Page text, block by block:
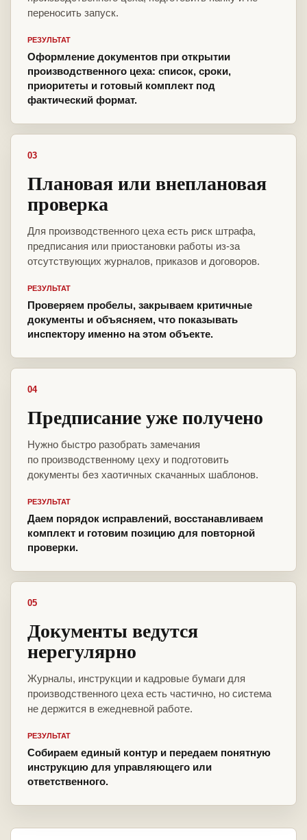
переносить запуск.
РЕЗУЛЬТАТ
Оформление документов при открытии
производственного цеха: список, сроки,
приоритеты и готовый комплект под
фактический формат.
03
Плановая или внеплановая
проверка
Для производственного цеха есть риск штрафа,
предписания или приостановки работы из-за
отсутствующих журналов, приказов и договоров.
РЕЗУЛЬТАТ
Проверяем пробелы, закрываем критичные
документы и объясняем, что показывать
инспектору именно на этом объекте.
04
Предписание уже получено
Нужно быстро разобрать замечания
по производственному цеху и подготовить
документы без хаотичных скачанных шаблонов.
РЕЗУЛЬТАТ
Даем порядок исправлений, восстанавливаем
комплект и готовим позицию для повторной
проверки.
05
Документы ведутся
нерегулярно
Журналы, инструкции и кадровые бумаги для
производственного цеха есть частично, но система
не держится в ежедневной работе.
РЕЗУЛЬТАТ
Собираем единый контур и передаем понятную
инструкцию для управляющего или
ответственного.